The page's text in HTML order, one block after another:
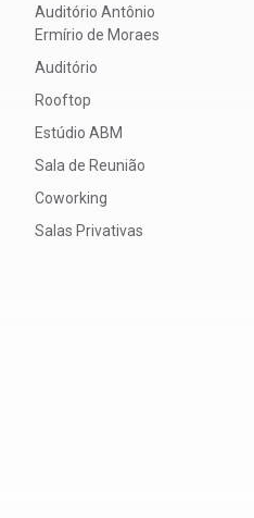
Auditório Antônio
Ermírio de Moraes
Auditório
Rooftop
Estúdio ABM
Sala de Reunião
Coworking
Salas Privativas